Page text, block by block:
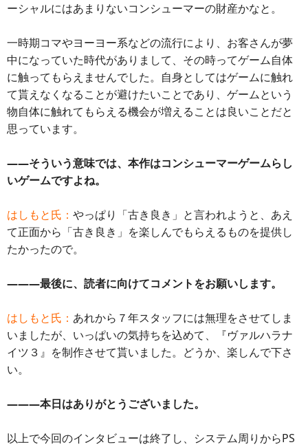
ーシャルにはあまりないコンシューマーの財産かなと。
一時期コマやヨーヨー系などの流行により、お客さんが夢
中になっていた時代がありまして、その時ってゲーム自体
に触ってもらえませんでした。自身としてはゲームに触れ
て貰えなくなることが避けたいことであり、ゲームという
物自体に触れてもらえる機会が増えることは良いことだと
思っています。
――そういう意味では、本作はコンシューマーゲームらし
いゲームですよね。
はしもと氏： やっぱり「古き良き」と言われようと、あえ
て正面から「古き良き」を楽しんでもらえるものを提供し
たかったので。
―――最後に、読者に向けてコメントをお願いします。
はしもと氏： あれから７年スタッフには無理をさせてしま
いましたが、いっぱいの気持ちを込めて、『ヴァルハラナ
イツ３』を制作させて貰いました。どうか、楽しんで下さ
い。
―――本日はありがとうございました。
以上で今回のインタビューは終了し、システム周りからPS